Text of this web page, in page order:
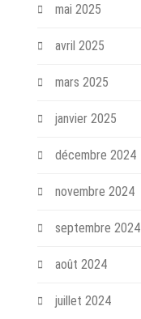
mai 2025
avril 2025
mars 2025
janvier 2025
décembre 2024
novembre 2024
septembre 2024
août 2024
juillet 2024